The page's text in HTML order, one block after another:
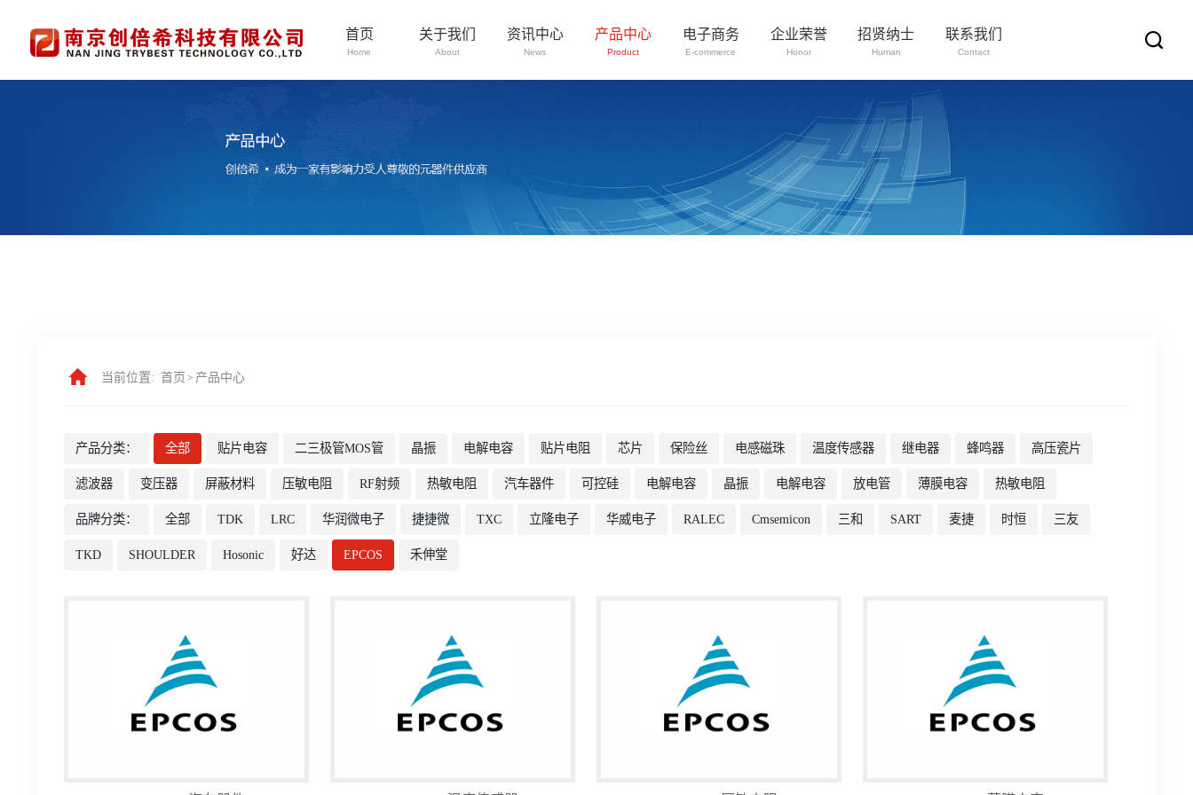
首页
Home
关于我们
About
资讯中心
News
产品中心
Product
电子商务
E-commerce
企业荣誉
Honor
招贤纳士
Human
联系我们
Contact
当前位置: 首页 > 产品中心
产品分类： 全部 贴片电容 二三极管MOS管 晶振 电解电容 贴片电阻 芯片 保险丝 电感磁珠 温度传感器 继电器 蜂鸣器 高压瓷片
滤波器 变压器 屏蔽材料 压敏电阻 RF射频 热敏电阻 汽车器件 可控硅 电解电容 晶振 电解电容 放电管 薄膜电容 热敏电阻
品牌分类： 全部 TDK LRC 华润微电子 捷捷微 TXC 立隆电子 华威电子 RALEC Cmsemicon 三和 SART 麦捷 时恒 三友
TKD SHOULDER Hosonic 好达 EPCOS 禾伸堂